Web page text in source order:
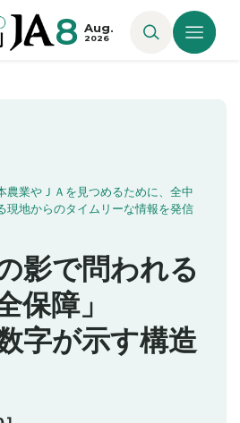
8 Aug.
2026
農業やＪＡを見つめるために、全中
現地からのタイムリーな情報を発信
影で問われる
保障」
字が示す構造